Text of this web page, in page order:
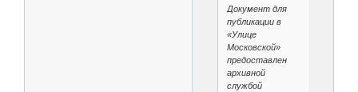
Документ для
публикации в
«Улице
Московской»
предоставлен
архивной
службой